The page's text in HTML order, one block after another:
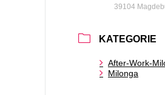
39104
KATEGORIE
After-Work-
Milonga